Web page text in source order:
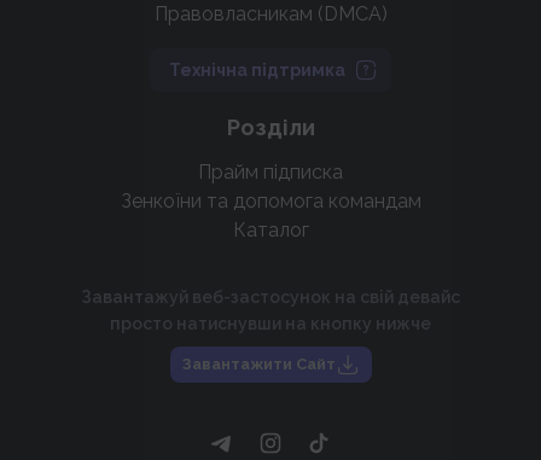
Правовласникам (DMCA)
Технічна підтримка
Розділи
Прайм підписка
Зенкоїни та допомога командам
Каталог
Завантажуй веб-застосунок на свій девайс
просто натиснувши на кнопку нижче
Завантажити Сайт